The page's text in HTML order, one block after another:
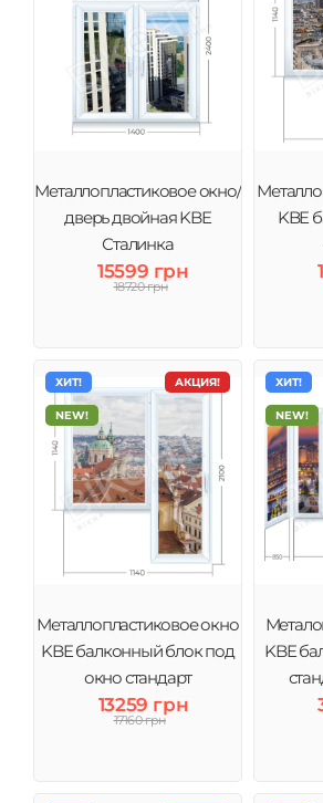
Металлопластиковое окно/
дверь двойная KBE
Сталинка
15599 грн
18720 грн
KBE
АКЦИЯ!
ХИТ!
NEW!
Металлопластиковое окно
KBE балконный блок под
окно стандарт
13259 грн
17160 грн
ХИТ!
NEW!
KBE